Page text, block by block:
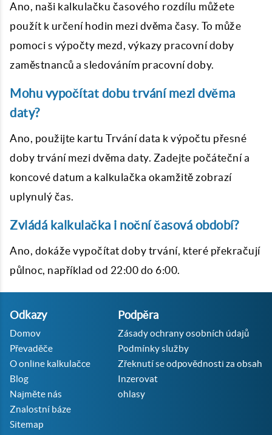
Ano, naši kalkulačku časového rozdílu můžete
použít k určení hodin mezi dvěma časy. To může
pomoci s výpočty mezd, výkazy pracovní doby
zaměstnanců a sledováním pracovní doby.
Mohu vypočítat dobu trvání mezi dvěma
daty?
Ano, použijte kartu Trvání data k výpočtu přesné
doby trvání mezi dvěma daty. Zadejte počáteční a
koncové datum a kalkulačka okamžitě zobrazí
uplynulý čas.
Zvládá kalkulačka i noční časová období?
Ano, dokáže vypočítat doby trvání, které překračují
půlnoc, například od 22:00 do 6:00.
Odkazy
Domov
Převaděče
O online kalkulačce
Blog
Najměte nás
Znalostní báze
Sitemap
Podpěra
Zásady ochrany osobních údajů
Podmínky služby
Zřeknutí se odpovědnosti za obsah
Inzerovat
ohlasy